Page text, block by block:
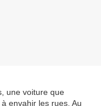
une voiture que
envahir les rues. Au